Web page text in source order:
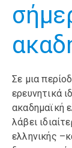
Σε μια
ερευνητικά
ακαδημαϊκή
λάβει
ελληνικής